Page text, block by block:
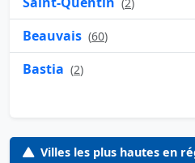
Beauvais (60)
Bastia (2)
Villes les plus hautes en